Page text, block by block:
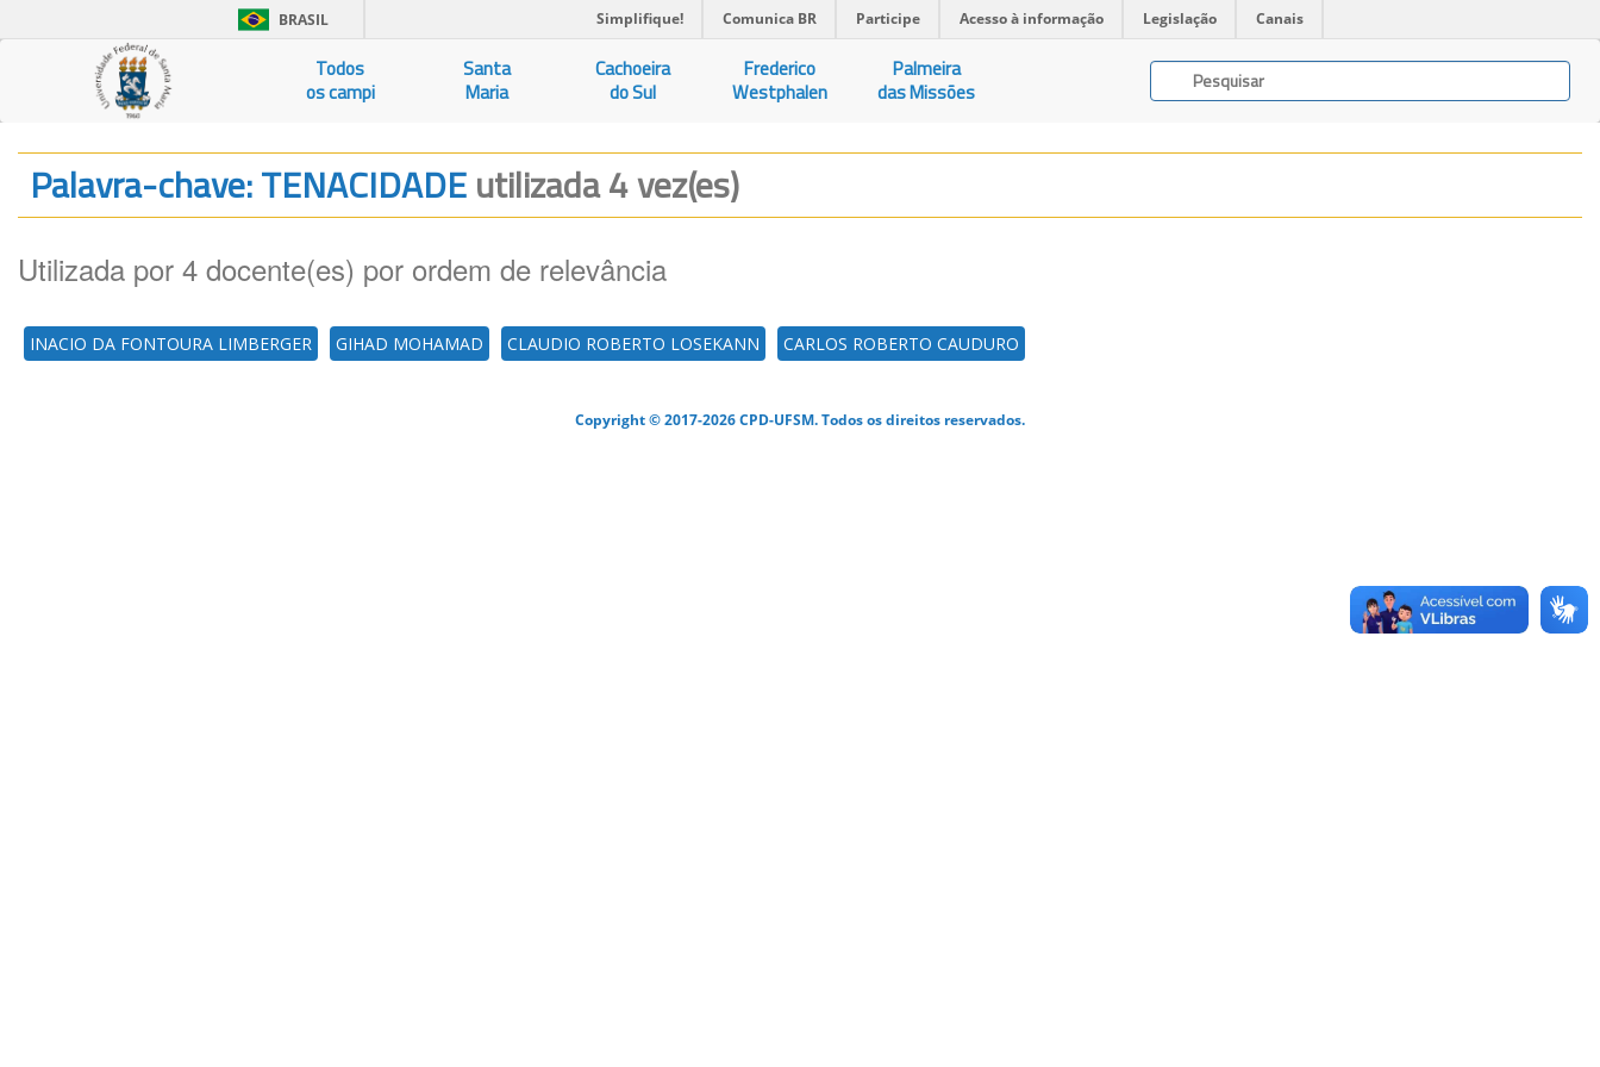
BRASIL Simplifique! Comunica BR Participe Acesso à informação Legislação Canais
Todos
os campi
Santa
Maria
Cachoeira
do Sul
Frederico
Westphalen
Palmeira
das Missões
Palavra-chave: TENACIDADEutilizada 4 vez(es)
Utilizada por 4 docente(es) por ordem de relevância
INACIO DA FONTOURA LIMBERGER GIHAD MOHAMAD CLAUDIO ROBERTO LOSEKANN CARLOS ROBERTO CAUDURO
Copyright © 2017-2026 CPD-UFSM. Todos os direitos reservados.